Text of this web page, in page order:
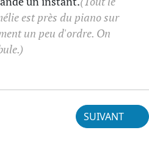
est près du piano sur
un peu d'ordre. On
SUIVANT